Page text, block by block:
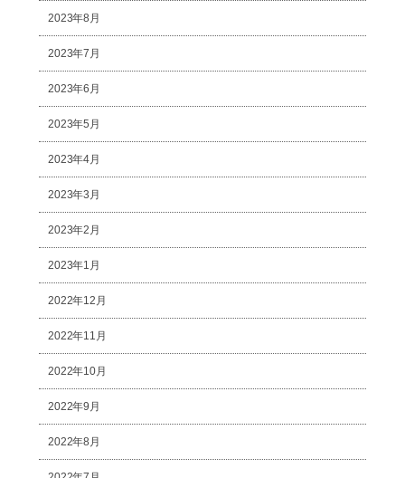
2023年8月
2023年7月
2023年6月
2023年5月
2023年4月
2023年3月
2023年2月
2023年1月
2022年12月
2022年11月
2022年10月
2022年9月
2022年8月